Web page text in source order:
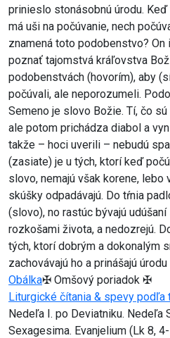
prinieslo stonásobnú úrodu.
má uši na počúvanie, nech
znamená toto podobenstvo? On
poznať tajomstvá kráľovstva
podobenstvách (hovorím), aby
počúvali, ale neporozumeli.
Semeno je slovo Božie. Tí, čo
ale potom prichádza diabol a
takže – hoci uverili – nebudú
(zasiate) je u tých, ktorí keď
slovo, nemajú však korene, lebo
skúšky odpadávajú. Do tŕnia
(slovo), no rastúc bývajú
rozkošami života, a nedozrejú.
tých, ktorí dobrým a dokonalým
zachovávajú ho a prinášajú
Obálka✠ Omšový poriadok ✠
Liturgické čítania & spevy podľa
Nedeľa I. po Deviatniku. Nedeľa
Sexagesima. Evanjelium (Lk 8,